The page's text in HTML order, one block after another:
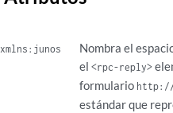
xmlns:junos
Nombra el
el<rpc-reply>
formulario
estándar que